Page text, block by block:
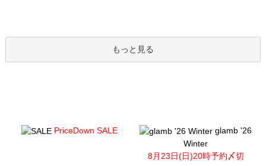
もっと見る
PriceDown SALE
glamb '26
Winter
8月23日(日)20時予約〆切